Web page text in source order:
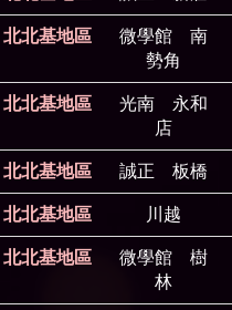
北北基地區
微學館 南
勢角
北北基地區
光南 永和
店
北北基地區 誠正 板橋
北北基地區 川越
北北基地區
微學館 樹
林